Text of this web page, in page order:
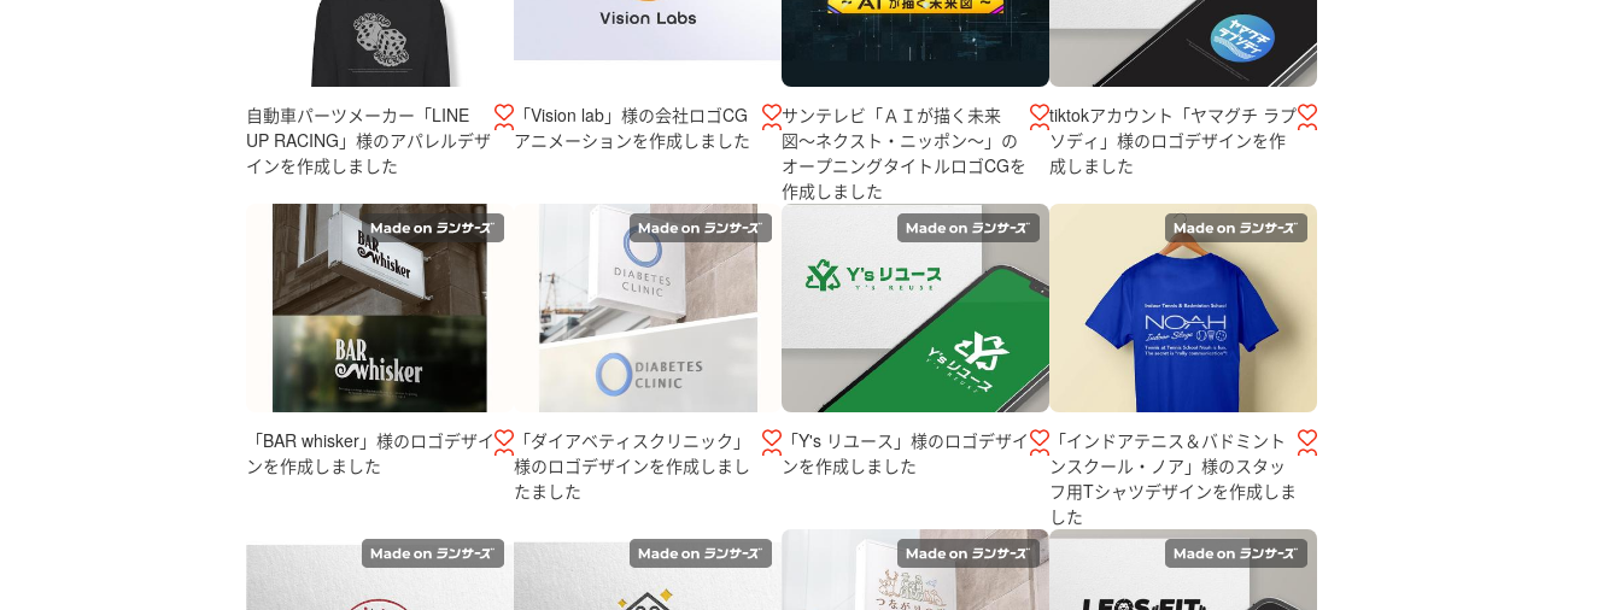
自動車パーツメーカー「LINE
UP RACING」様のアパレルデザ
インを作成しました
「Vision lab」様の会社ロゴCG
アニメーションを作成しました
サンテレビ「ＡＩが描く未来
図〜ネクスト・ニッポン〜」の
オープニングタイトルロゴCGを
作成しました
tiktokアカウント「ヤマグチ ラプ
ソディ」様のロゴデザインを作
成しました
「BAR whisker」様のロゴデザイ
ンを作成しました
「ダイアベティスクリニック」
様のロゴデザインを作成しまし
たました
「Y's リユース」様のロゴデザイ
ンを作成しました
「インドアテニス＆バドミント
ンスクール・ノア」様のスタッ
フ用Tシャツデザインを作成しま
した